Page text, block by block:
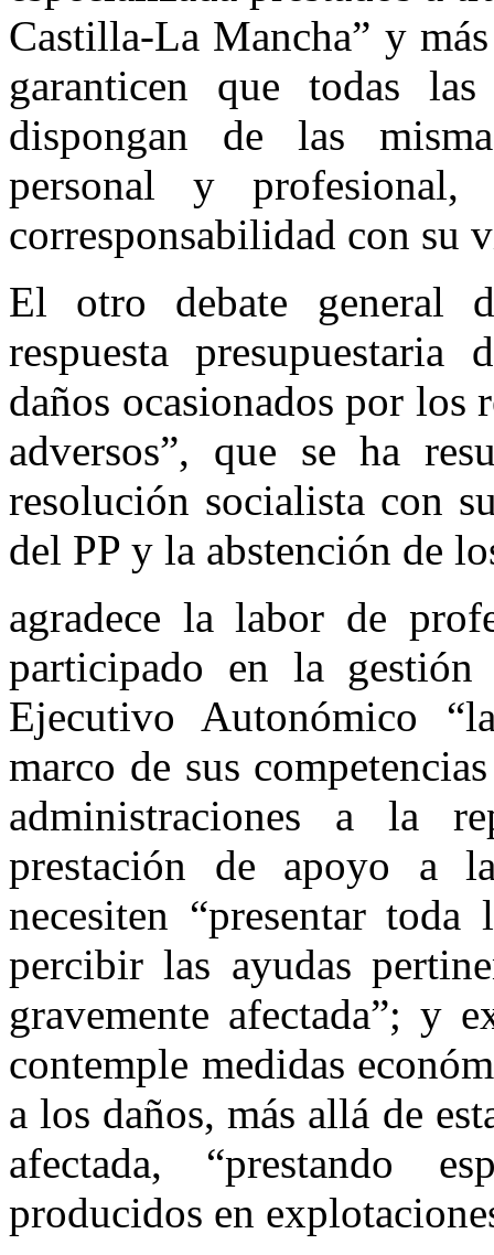
Castilla-La Mancha” y
garanticen que todas
dispongan de las
personal y profesional,
corresponsabilidad con su
El otro debate general
respuesta
daños ocasionados por los
adversos”, que se ha
resolución socialista con
del PP y la abstención de
agradece la labor de
participado en la gestión
Ejecutivo Autonómico
marco de sus
administraciones a la
prestación de apoyo a
necesiten “presentar toda
percibir las ayudas
gravemente afectada”; y
contemple medidas
a los daños, más allá de
afectada, “prestando
producidos en